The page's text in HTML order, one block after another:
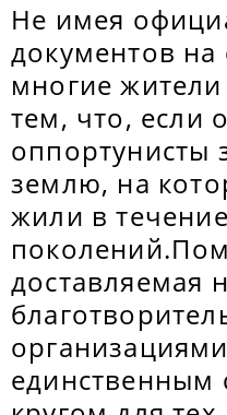
Не имея
документов на
многие
тем, что, если
оппортунисты
землю, на
жили в
доставляемая
единственным